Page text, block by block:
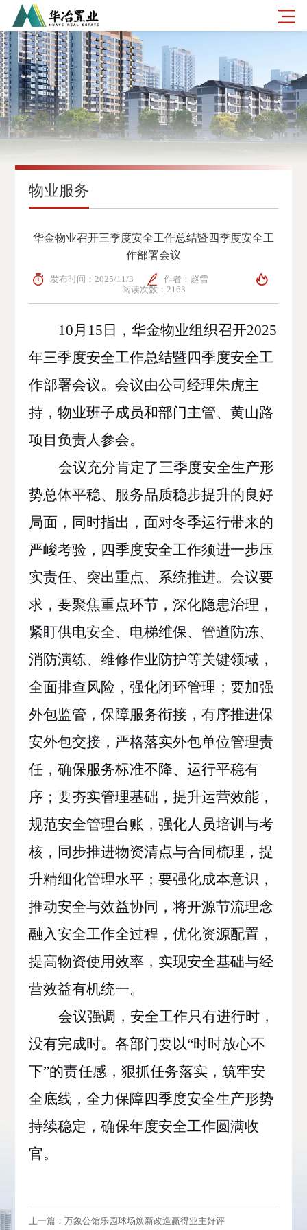
物业服务
华金物业召开三季度安全工作总结暨四季度安全工
作部署会议
发布时间：2025/11/3
作者：赵雪
阅读次数：2163
10月15日 ，华金物业组织召开2025
年三季度安全工作总结暨四季度安全工
作部署会议。会议由公司经理朱虎主
持，物业班子成员和部门主管、黄山路
项目负责人参会。
会议充分肯定了三季度安全生产形
势总体平稳、服务品质稳步提升的良好
局面，同时指出，面对冬季运行带来的
严峻考验，四季度安全工作须进一步压
实责任、突出重点、系统推进。会议要
求，要聚焦重点环节，深化隐患治理，
紧盯供电安全、电梯维保、管道防冻、
消防演练、维修作业防护等关键领域，
全面排查风险，强化闭环管理；要加强
外包监管，保障服务衔接，有序推进保
安外包交接，严格落实外包单位管理责
任，确保服务标准不降、运行平稳有
序；要夯实管理基础，提升运营效能，
规范安全管理台账，强化人员培训与考
核，同步推进物资清点与合同梳理，提
升精细化管理水平；要强化成本意识，
推动安全与效益协同，将开源节流理念
融入安全工作全过程，优化资源配置，
提高物资使用效率，实现安全基础与经
营效益有机统一。
会议强调，安全工作只有进行时，
没有完成时。各部门要以“时时放心不
下”的责任感，狠抓任务落实，筑牢安
全底线，全力保障四季度安全生产形势
持续稳定，确保年度安全工作圆满收
官。
上一篇：万象公馆乐园球场焕新改造赢得业主好评